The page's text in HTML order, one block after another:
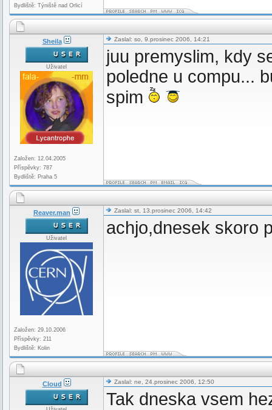
Bydliště: Týniště nad Orlicí
Sheila
Uživatel
Založen: 12.04.2005
Příspěvky: 787
Bydliště: Praha 5
Zaslal: so, 9.prosinec 2006, 14:21
juu premyslim, kdy
poledne u compu...
spim
Reaver.man
Uživatel
Založen: 29.10.2006
Příspěvky: 211
Bydliště: Kolin
Zaslal: st, 13.prosinec 2006, 14:42
achjo,dnesek skoro
Cloud Zaslal: ne, 24.prosinec 2006, 12:50
Tak dneska vsem